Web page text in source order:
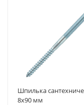
Шпилька
8x90 мм